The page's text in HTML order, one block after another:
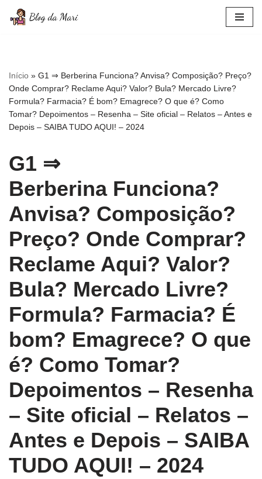
conteúdo
Início » G1 ⇒ Berberina Funciona? Anvisa? Composição? Preço?
Onde Comprar? Reclame Aqui? Valor? Bula? Mercado Livre?
Formula? Farmacia? É bom? Emagrece? O que é? Como
Tomar? Depoimentos – Resenha – Site oficial – Relatos – Antes e
Depois – SAIBA TUDO AQUI! – 2024
G1 ⇒
Berberina Funciona?
Anvisa? Composição?
Preço? Onde Comprar?
Reclame Aqui? Valor?
Bula? Mercado Livre?
Formula? Farmacia? É
bom? Emagrece? O que
é? Como Tomar?
Depoimentos – Resenha
– Site oficial – Relatos –
Antes e Depois – SAIBA
TUDO AQUI! – 2024